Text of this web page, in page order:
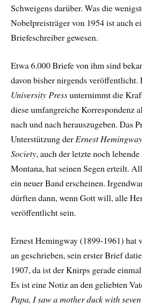
Schweigens darüber. Was die
Nobelpreisträger von 1954 ist auch
Briefeschreiber gewesen.
Etwa 6.000 Briefe von ihm sind
davon bisher nirgends veröffentlicht.
University Pressunternimmt die
diese umfangreiche Korrespondenz
nach und nach herauszugeben. Das
Unterstützung derErnest
Society, auch der letzte noch
Montana, hat seinen Segen erteilt.
ein neuer Band erscheinen.
dürften dann, wenn Gott will, alle
veröffentlicht sein.
Ernest Hemingway (1899-1961) hat
an geschrieben, sein erster Brief
1907, da ist der Knirps gerade
Es ist eine Notiz an den geliebten
Papa, I saw a mother duck with